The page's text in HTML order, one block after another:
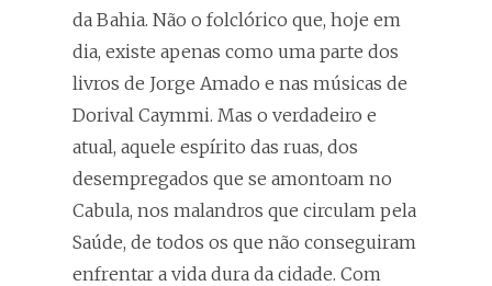
da Bahia. Não o folclórico que, hoje em
dia, existe apenas como uma parte dos
livros de Jorge Amado e nas músicas de
Dorival Caymmi. Mas o verdadeiro e
atual, aquele espírito das ruas, dos
desempregados que se amontoam no
Cabula, nos malandros que circulam pela
Saúde, de todos os que não conseguiram
enfrentar a vida dura da cidade. Com